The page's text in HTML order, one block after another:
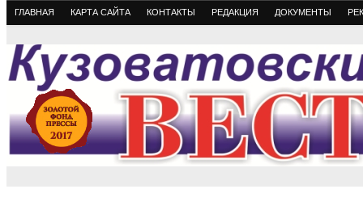
ГЛАВНАЯ КАРТА САЙТА КОНТАКТЫ РЕДАКЦИЯ ДОКУМЕНТЫ